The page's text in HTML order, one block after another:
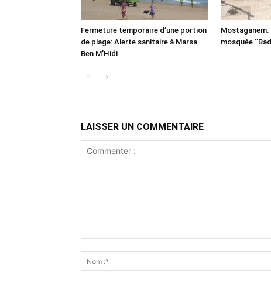
Fermeture temporaire d’une portion
de plage: Alerte sanitaire à Marsa
Ben M’Hidi
Mostaganem:
mosquée
LAISSER UN COMMENTAIRE